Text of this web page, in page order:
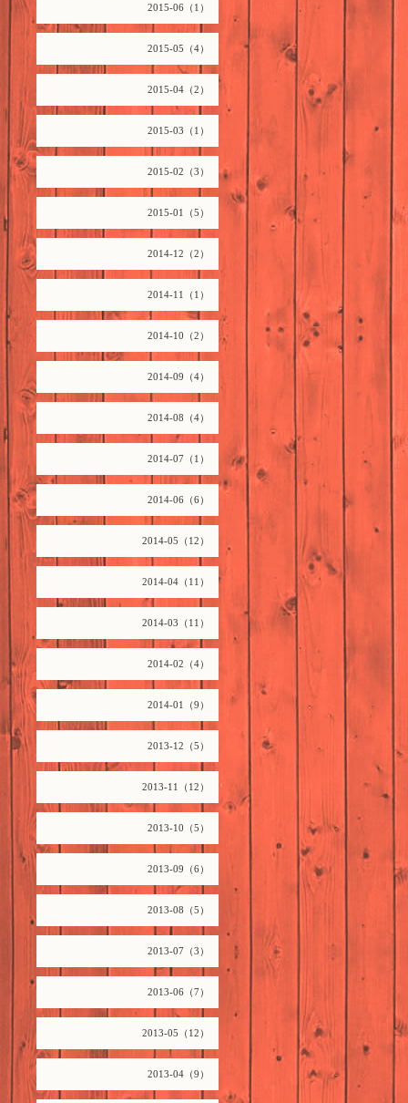
2015-06（1）
2015-05（4）
2015-04（2）
2015-03（1）
2015-02（3）
2015-01（5）
2014-12（2）
2014-11（1）
2014-10（2）
2014-09（4）
2014-08（4）
2014-07（1）
2014-06（6）
2014-05（12）
2014-04（11）
2014-03（11）
2014-02（4）
2014-01（9）
2013-12（5）
2013-11（12）
2013-10（5）
2013-09（6）
2013-08（5）
2013-07（3）
2013-06（7）
2013-05（12）
2013-04（9）